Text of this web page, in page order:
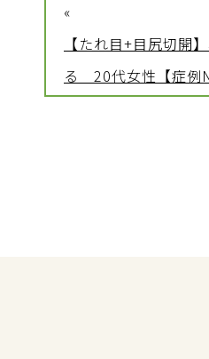
«
【たれ目+目尻切開
る 20代女性【症例